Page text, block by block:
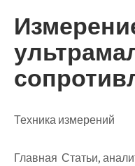
Техника измерений
Главная Статьи,